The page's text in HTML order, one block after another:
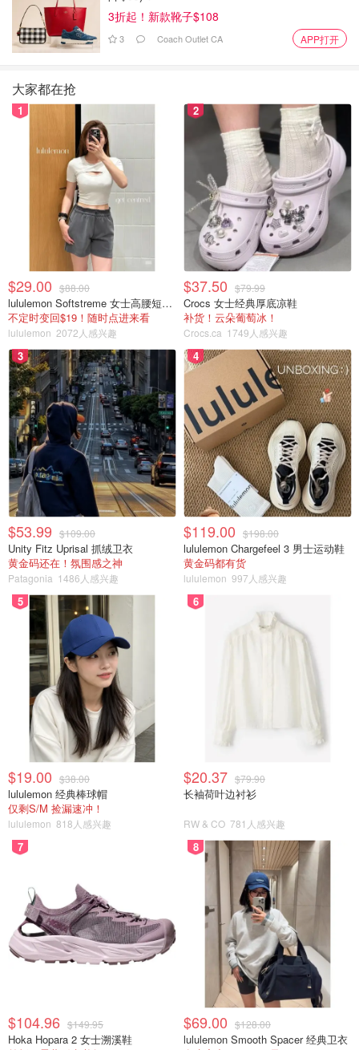
3折起！新款靴子$108
3 Coach Outlet CA APP打开
大家都在抢
1
$29.00 $88.00
lululemon Softstreme 女士高腰短裤 10cm
不定时变回$19！随时点进来看
lululemon 2072人感兴趣
2
$37.50 $79.99
Crocs 女士经典厚底凉鞋
补货！云朵葡萄冰！
Crocs.ca 1749人感兴趣
3
$53.99 $109.00
Unity Fitz Uprisal 抓绒卫衣
黄金码还在！氛围感之神
Patagonia 1486人感兴趣
4
$119.00 $198.00
lululemon Chargefeel 3 男士运动鞋
黄金码都有货
lululemon 997人感兴趣
5
$19.00 $38.00
lululemon 经典棒球帽
仅剩S/M 捡漏速冲！
lululemon 818人感兴趣
6
$20.37 $79.90
长袖荷叶边衬衫
RW & CO 781人感兴趣
7
$104.96 $149.95
Hoka Hopara 2 女士溯溪鞋
8
$69.00 $128.00
lululemon Smooth Spacer 经典卫衣